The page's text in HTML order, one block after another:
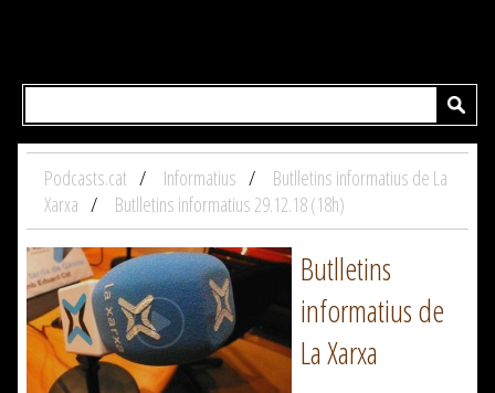
Podcasts.cat Informatius
Butlletins informatius de La
Xarxa
Butlletins informatius 29.12.18 (18h)
Butlletins
informatius de
La Xarxa